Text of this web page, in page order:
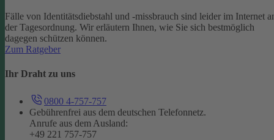
Fälle von Identitätsdiebstahl und -missbrauch sind leider im Internet
der Tagesordnung. Wir erläutern Ihnen, wie Sie sich bestmöglich
dagegen schützen können.
Zum Ratgeber
Ihr Draht zu uns
0800 4-757-757
Gebührenfrei aus dem deutschen Telefonnetz.
Anrufe aus dem Ausland:
+49 221 757-757